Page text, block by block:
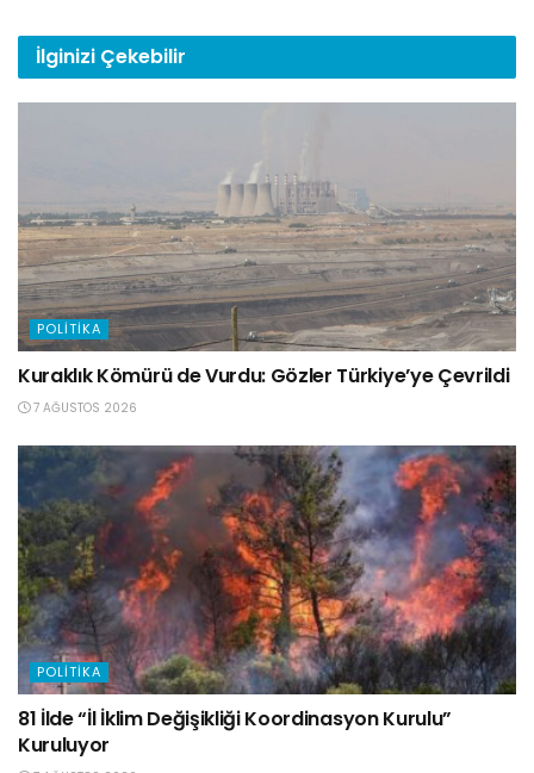
İlginizi Çekebilir
POLITIKA
Kuraklık Kömürü de Vurdu: Gözler Türkiye’ye Çevrildi
7 AĞUSTOS 2026
POLITIKA
81 İlde “İl İklim Değişikliği Koordinasyon Kurulu”
Kuruluyor